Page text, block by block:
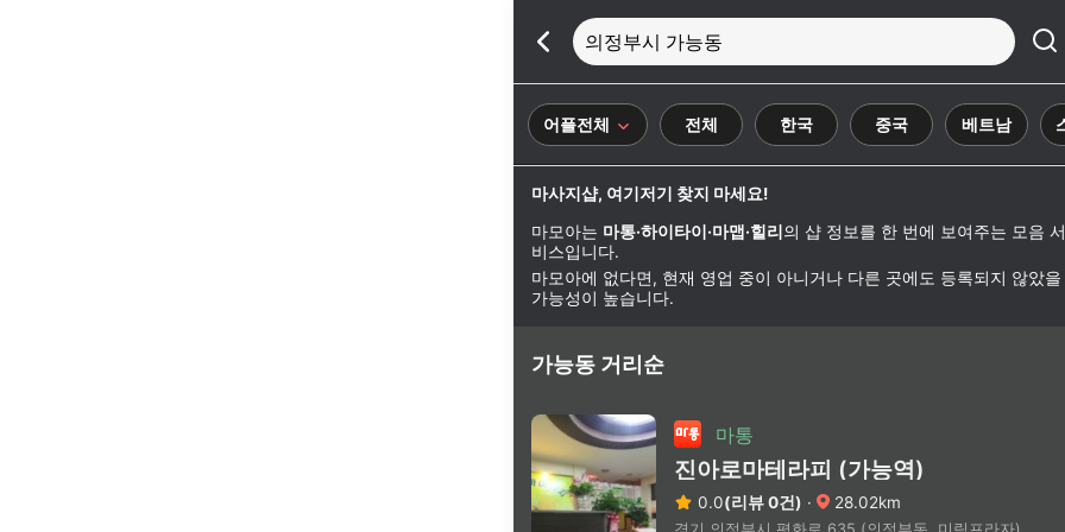
의정부시 가능동
어플전체 전체 한국 중국 베트남
마사지샵, 여기저기 찾지 마세요!
마모아는 마통·하이타이·마맵·힐리 의 샵 정보를 한 번에 보여주는 모음 서
비스입니다.
마모아에 없다면, 현재 영업 중이 아니거나 다른 곳에도 등록되지 않았을
가능성이 높습니다.
가능동 거리순
마통
진아로마테라피 (가능역)
0.0(리뷰 0건) · 28.02km